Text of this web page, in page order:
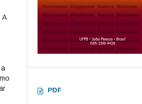
A
PDF